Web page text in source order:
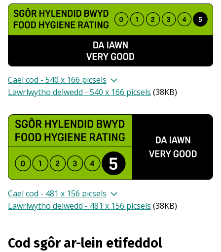
Cael cod - 540 x 166 picsels
Lawrlwytho delwedd - 540 x 166 picsels (38KB)
Cael cod - 481 x 156 picsels
Lawrlwytho delwedd - 481 x 156 picsels (38KB)
Cod sgôr ar-lein etifeddol